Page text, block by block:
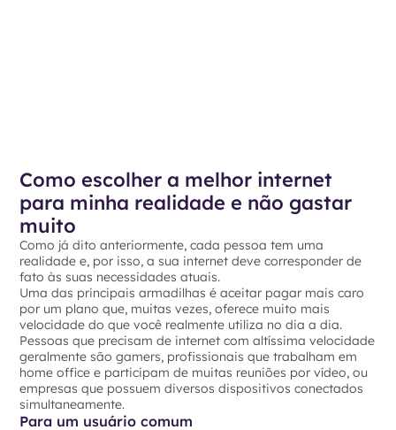
Como escolher a melhor internet
para minha realidade e não gastar
muito
Como já dito anteriormente, cada pessoa tem uma
realidade e, por isso, a sua internet deve corresponder de
fato às suas necessidades atuais.
Uma das principais armadilhas é aceitar pagar mais caro
por um plano que, muitas vezes, oferece muito mais
velocidade do que você realmente utiliza no dia a dia.
Pessoas que precisam de internet com altíssima velocidade
geralmente são gamers, profissionais que trabalham em
home office e participam de muitas reuniões por vídeo, ou
empresas que possuem diversos dispositivos conectados
simultaneamente.
Para um usuário comum